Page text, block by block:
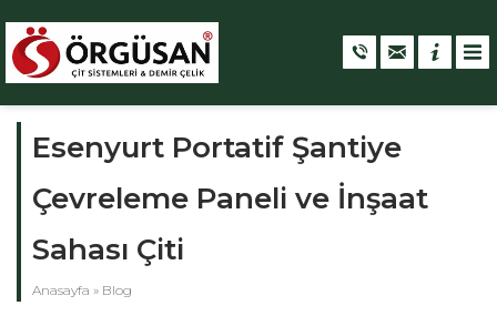
Esenyurt Portatif Şantiye
Çevreleme Paneli ve İnşaat
Sahası Çiti
Anasayfa » Blog